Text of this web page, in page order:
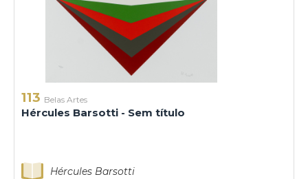
113 Belas Artes
Hércules Barsotti - Sem título
Hércules Barsotti